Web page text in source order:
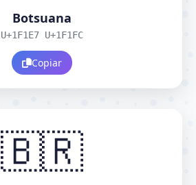
Botsuana
U+1F1E7 U+1F1FC
Copiar
🇧🇷